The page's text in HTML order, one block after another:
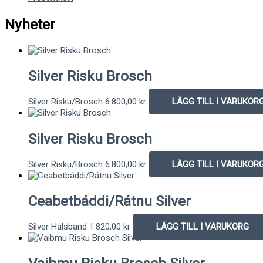
Nyheter
Silver Risku Brosch
Silver Risku/Brosch 6.800,00 kr LÄGG TILL I
Silver Risku Brosch
Silver Risku/Brosch 6.800,00 kr LÄGG TILL I
Ceabetbáddi/Rátnu Silver
Silver Halsband 1.820,00 kr LÄGG TILL I VARUKORG